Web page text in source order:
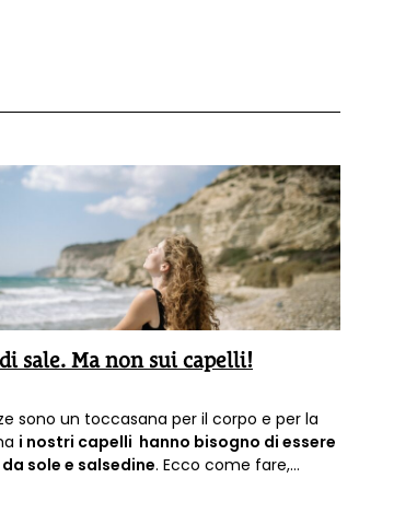
sale. Ma non sui capelli!
sono un toccasana per il corpo e per la
i nostri capelli hanno bisogno di essere
sole e salsedine. Ecco come fare,